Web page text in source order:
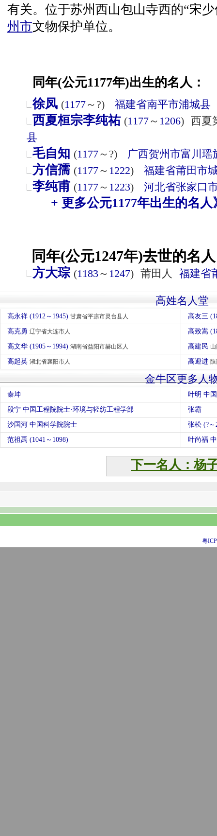
有关。位于苏州西山包山寺西的“宋
州市文物保护单位。
同年(公元1177年)出生的名人：
徐凤 (1177～?) 福建省南平市浦城县
西夏桓宗李纯祐 (1177～ 1206) 西夏
县
毛自知 (1177～?) 广西贺州市富川瑶
方信孺 (1177～ 1222) 福建省莆田市
李纯甫 (1177～ 1223) 河北省张家口
+ 更多公元1177年出生的名人
同年(公元1247年)去世的名
方大琮 (1183 ～ 1247) 莆田人 福建省
高姓名人堂
高永祥 (1912～1945) 甘肃省平凉市灵台县人 高友三
高克勇 辽宁省大连市人 高致嵩
高文华 (1905～1994) 湖南省益阳市赫山区人 高建民
高起英 湖北省襄阳市人 高迎进
金牛区更多人
秦坤 叶明 中
段宁 中国工程院院士·环境与轻纺工程学部 张霸
沙国河 中国科学院院士 张松 (?
范祖禹 (1041～1098) 叶尚福
下一名人：杨
粤